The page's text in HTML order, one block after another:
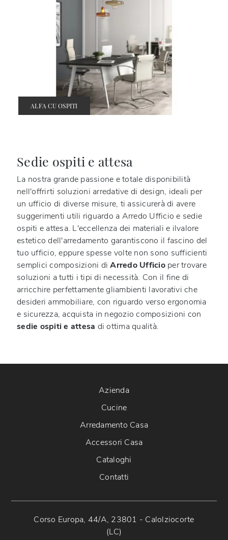
ALFA CU OSPITI
Sedie ospiti e attesa
La nostra grande passione e totale disponibilità
nell'offrirti soluzioni arredative di design, ideali per
un ufficio di diverse misure, ti assicurerà di avere
suggerimenti utili riguardo a Arredo Ufficio e sedie
ospiti e attesa. L'eccellenza dei materiali e ilvalore
estetico dell'arredamento garantiscono il fascino del
tuo ufficio, eppure spesse volte non sono sufficienti
semplici composizioni diArredo Ufficioper trovare
soluzioni a tutti i tipi di necessità. Con il fine di
arricchire perfettamente gliambienti lavorativi che
desideri ammobiliare, con riguardo verso ergonomia
e sicurezza, acquista in negozio composizioni con
sedie ospiti e attesa di ottima qualità.
Azienda
Cucine
Arredamento Casa
Accessori Casa
Cataloghi
Contatti
Corso Europa, 44/A, 23801 - Calolziocorte
(LC)